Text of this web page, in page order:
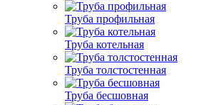
Труба профильная
Труба котельная
Труба толстостенная
Труба бесшовная